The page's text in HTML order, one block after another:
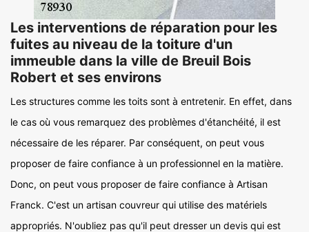
Les interventions de réparation pour les
fuites au niveau de la toiture d'un
immeuble dans la ville de Breuil Bois
Robert et ses environs
Les structures comme les toits sont à entretenir. En effet, dans
le cas où vous remarquez des problèmes d'étanchéité, il est
nécessaire de les réparer. Par conséquent, on peut vous
proposer de faire confiance à un professionnel en la matière.
Donc, on peut vous proposer de faire confiance à Artisan
Franck. C'est un artisan couvreur qui utilise des matériels
appropriés. N'oubliez pas qu'il peut dresser un devis qui est